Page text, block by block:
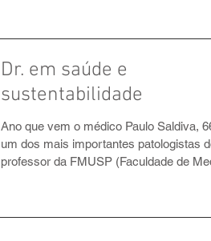
Dr. em saúde e
sustentabilidade
Ano que vem o médico Paulo Saldiva,
um dos mais importantes patologistas
professor da FMUSP (Faculdade de